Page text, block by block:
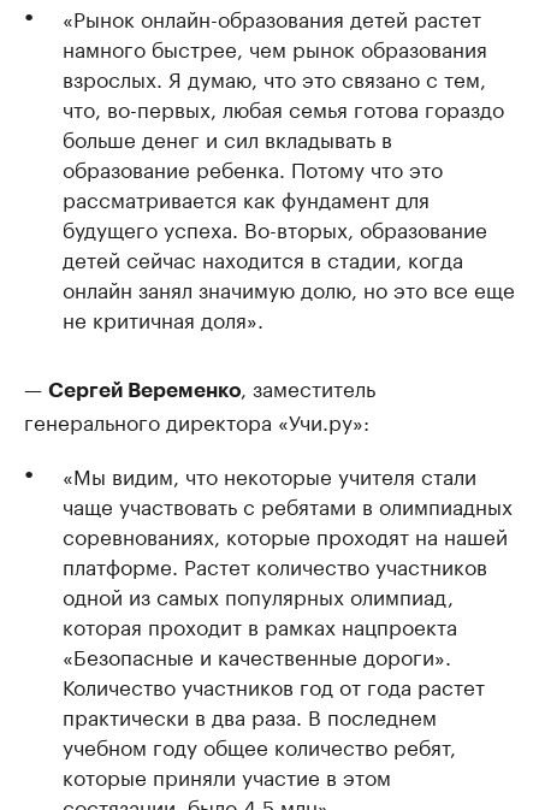
«Рынок онлайн-образования детей растет
намного быстрее, чем рынок образования
взрослых. Я думаю, что это связано с тем,
что, во-первых, любая семья готова гораздо
больше денег и сил вкладывать в
образование ребенка. Потому что это
рассматривается как фундамент для
будущего успеха. Во-вторых, образование
детей сейчас находится в стадии, когда
онлайн занял значимую долю, но это все еще
не критичная доля».
— Сергей Веременко , заместитель
генерального директора «Учи.ру»:
«Мы видим, что некоторые учителя стали
чаще участвовать с ребятами в олимпиадных
соревнованиях, которые проходят на нашей
платформе. Растет количество участников
одной из самых популярных олимпиад,
которая проходит в рамках нацпроекта
«Безопасные и качественные дороги».
Количество участников год от года растет
практически в два раза. В последнем
учебном году общее количество ребят,
которые приняли участие в этом